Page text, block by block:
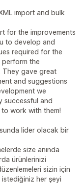
import and bulk
for the improvements
to develop and
required for the
the
They gave great
and suggestions
we
successful and
work with them!
lider olacak bir
size anında
ürünlerinizi
sizin için
her şeyi